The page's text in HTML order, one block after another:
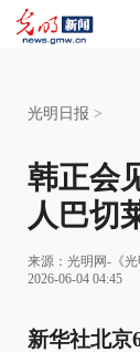
光明日报 >
韩正会
人巴切
来源： 光明网-《光
2026-06-04 04:45
新华社北京